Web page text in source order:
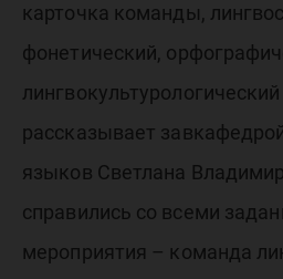
карточка команды,
фонетический,
рассказывает
языков Светлана
справились со всеми
мероприятия – команда